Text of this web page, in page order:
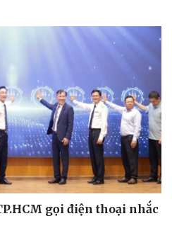
gọi điện thoại nhắc